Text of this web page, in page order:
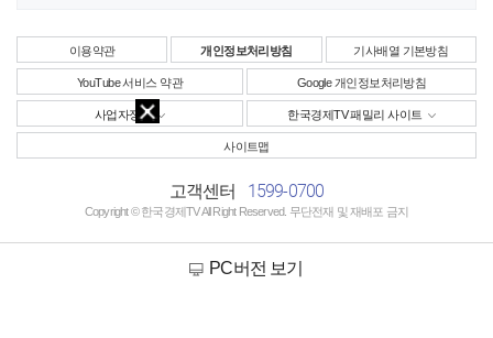
이용약관 개인정보처리방침 기사배열 기본방침
YouTube 서비스 약관 Google 개인정보처리방침
사업자정보 한국경제TV 패밀리 사이트
사이트맵
고객센터 1599-0700
Copyright © 한국경제TV All Right Reserved. 무단전재 및 재배포 금지
PC버전 보기